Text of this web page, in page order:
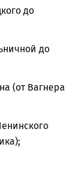
до
до
(от Вагнера